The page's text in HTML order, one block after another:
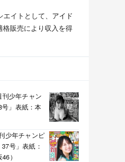
イトとして、 アイド
格販売により収入を得
刊少年チャン
」表紙：本
少年チャンピ
号」表紙：
）